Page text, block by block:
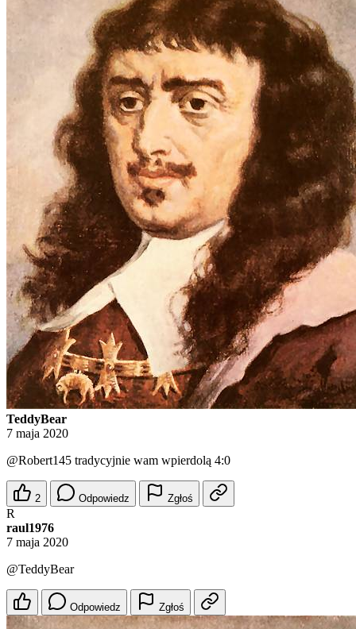
TeddyBear
7 maja 2020
@Robert145 tradycyjnie wam wpierdolą 4:0
2 Odpowiedz Zgłoś
R
raul1976
7 maja 2020
@TeddyBear
Odpowiedz Zgłoś